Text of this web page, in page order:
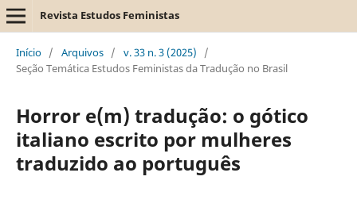
Revista Estudos Feministas
Início / Arquivos / v. 33 n. 3 (2025)
/
Seção Temática Estudos Feministas da Tradução no Brasil
Horror e(m) tradução: o gótico
italiano escrito por mulheres
traduzido ao português